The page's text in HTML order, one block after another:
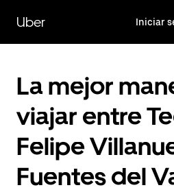
contenido
principal
Uber Iniciar
La mejor
viajar entre
Felipe
Fuentes del